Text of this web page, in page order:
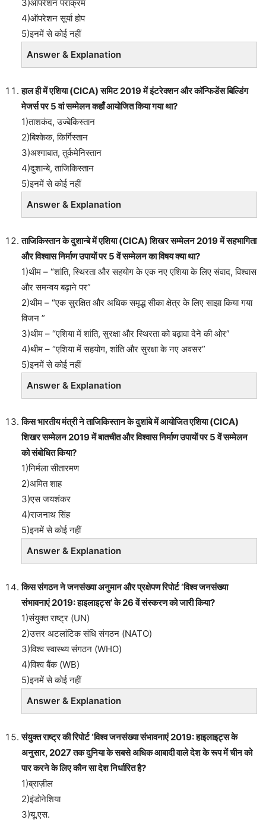
3)ऑपरेशन पराक्रम
4)ऑपरेशन सूर्या होप
5)इनमें से कोई नहीं
Answer & Explanation
हाल ही में एशिया (CICA) समिट 2019 में इंटरेक्शन और कॉन्फिडेंस बिल्डिंग
मेजर्स पर 5 वां सम्मेलन कहाँ आयोजित किया गया था?
1)ताशकंद, उज्बेकिस्तान
2)बिश्केक, किर्गिस्तान
3)अश्गाबात, तुर्कमेनिस्तान
4)दुशान्बे, ताजिकिस्तान
5)इनमें से कोई नहीं
Answer & Explanation
ताजिकिस्तान के दुशान्बे में एशिया (CICA) शिखर सम्मेलन 2019 में सहभागिता
और विश्वास निर्माण उपायों पर 5 वें सम्मेलन का विषय क्या था?
1)थीम – “शांति, स्थिरता और सहयोग के एक नए एशिया के लिए संवाद, विश्वास
और समन्वय बढ़ाने पर”
2)थीम – “एक सुरक्षित और अधिक समृद्ध सीका क्षेत्र के लिए साझा किया गया
विजन ”
3)थीम – “एशिया में शांति, सुरक्षा और स्थिरता को बढ़ावा देने की ओर”
4)थीम – “एशिया में सहयोग, शांति और सुरक्षा के नए अवसर”
5)इनमें से कोई नहीं
Answer & Explanation
किस भारतीय मंत्री ने ताजिकिस्तान के दुशांबे में आयोजित एशिया (CICA)
शिखर सम्मेलन 2019 में बातचीत और विश्वास निर्माण उपायों पर 5 वें सम्मेलन
को संबोधित किया?
1)निर्मला सीतारमण
2)अमित शाह
3)एस जयशंकर
4)राजनाथ सिंह
5)इनमें से कोई नहीं
Answer & Explanation
किस संगठन ने जनसंख्या अनुमान और प्रक्षेपण रिपोर्ट ‘विश्व जनसंख्या
संभावनाएं 2019: हाइलाइट्स’ के 26 वें संस्करण को जारी किया?
1)संयुक्त राष्ट्र (UN)
2)उत्तर अटलांटिक संधि संगठन (NATO)
3)विश्व स्वास्थ्य संगठन (WHO)
4)विश्व बैंक (WB)
5)इनमें से कोई नहीं
Answer & Explanation
संयुक्त राष्ट्र की रिपोर्ट ‘विश्व जनसंख्या संभावनाएं 2019: हाइलाइट्स के
अनुसार, 2027 तक दुनिया के सबसे अधिक आबादी वाले देश के रूप में चीन को
पार करने के लिए कौन सा देश निर्धारित है?
1)ब्राज़ील
2)इंडोनेशिया
3)यू.एस.